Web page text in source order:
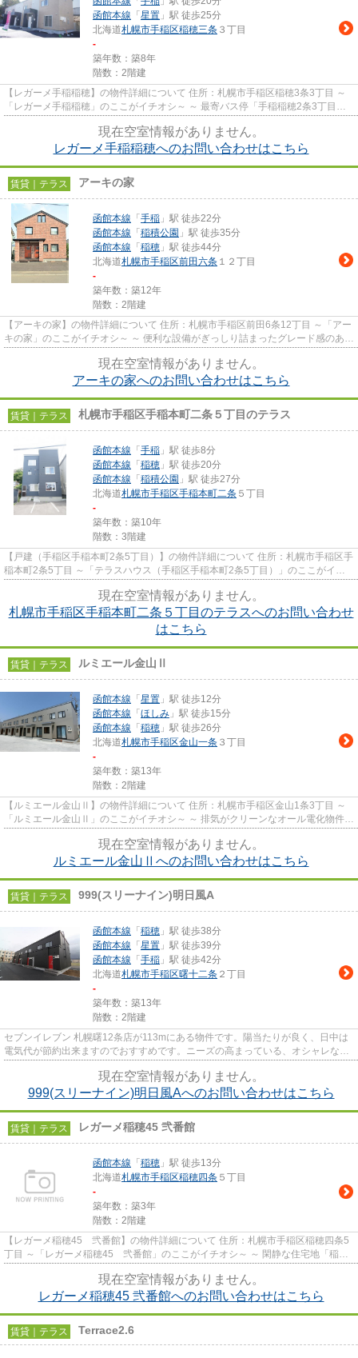
函館本線 「 星置 」駅 徒歩25分
北海道札幌市手稲区稲穂三条 ３丁目
-
築年数：築8年
階数：2階建
【レガーメ手稲稲穂】の物件詳細について 住所：札幌市手稲区稲穂3条3丁目 ～
「レガーメ手稲稲穂」のここがイチオシ～ ～ 最寄バス停「手稲稲穂2条3丁目」
現在空室情報がありません。
レガーメ手稲稲穂へのお問い合わせはこちら
賃貸｜テラス アーキの家
函館本線 「 手稲 」駅 徒歩22分
函館本線 「 稲積公園 」駅 徒歩35分
函館本線 「 稲穂 」駅 徒歩44分
北海道札幌市手稲区前田六条 １２丁目
-
築年数：築12年
階数：2階建
【アーキの家】の物件詳細について 住所：札幌市手稲区前田6条12丁目 ～「アー
キの家」のここがイチオシ～ ～ 便利な設備がぎっしり詰まったグレード感のある
現在空室情報がありません。
アーキの家へのお問い合わせはこちら
賃貸｜テラス 札幌市手稲区手稲本町二条５丁目のテラス
函館本線 「 手稲 」駅 徒歩8分
函館本線 「 稲穂 」駅 徒歩20分
函館本線 「 稲積公園 」駅 徒歩27分
北海道札幌市手稲区手稲本町二条 ５丁目
-
築年数：築10年
階数：3階建
【戸建（手稲区手稲本町2条5丁目）】の物件詳細について 住所：札幌市手稲区手
稲本町2条5丁目 ～「テラスハウス（手稲区手稲本町2条5丁目）」のここがイチ
現在空室情報がありません。
札幌市手稲区手稲本町二条５丁目のテラスへのお問い合わせ
はこちら
賃貸｜テラス ルミエール金山Ⅱ
函館本線 「 星置 」駅 徒歩12分
函館本線 「 ほしみ 」駅 徒歩15分
函館本線 「 稲穂 」駅 徒歩26分
北海道札幌市手稲区金山一条 ３丁目
-
築年数：築13年
階数：2階建
【ルミエール金山Ⅱ】の物件詳細について 住所：札幌市手稲区金山1条3丁目 ～
「ルミエール金山Ⅱ」のここがイチオシ～ ～ 排気がクリーンなオール電化物件
現在空室情報がありません。
ルミエール金山Ⅱへのお問い合わせはこちら
賃貸｜テラス 999(スリーナイン)明日風A
函館本線 「 稲穂 」駅 徒歩38分
函館本線 「 星置 」駅 徒歩39分
函館本線 「 手稲 」駅 徒歩42分
北海道札幌市手稲区曙十二条 ２丁目
-
築年数：築13年
階数：2階建
セブンイレブン 札幌曙12条店が113mにある物件です。陽当たりが良く、日中は
電気代が節約出来ますのでおすすめです。ニーズの高まっている、オシャレなテ
現在空室情報がありません。
999(スリーナイン)明日風Aへのお問い合わせはこちら
賃貸｜テラス レガーメ稲穂45 弐番館
函館本線 「 稲穂 」駅 徒歩13分
北海道札幌市手稲区稲穂四条 ５丁目
-
築年数：築3年
階数：2階建
【レガーメ稲穂45 弐番館】の物件詳細について 住所：札幌市手稲区稲穂四条5
丁目 ～「レガーメ稲穂45 弐番館」のここがイチオシ～ ～ 閑静な住宅地「稲
現在空室情報がありません。
レガーメ稲穂45 弐番館へのお問い合わせはこちら
賃貸｜テラス Terrace2.6